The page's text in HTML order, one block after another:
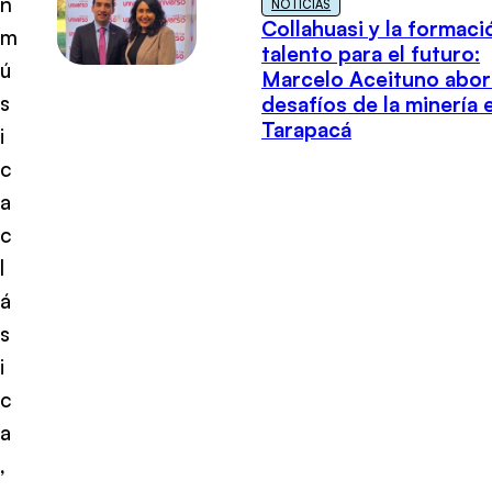
m
ú
s
i
c
a
c
l
á
s
i
c
a
,
NOTICIAS
Collahuasi y la
talento para el futuro:
Marcelo Aceituno
desafíos de la minería
Tarapacá